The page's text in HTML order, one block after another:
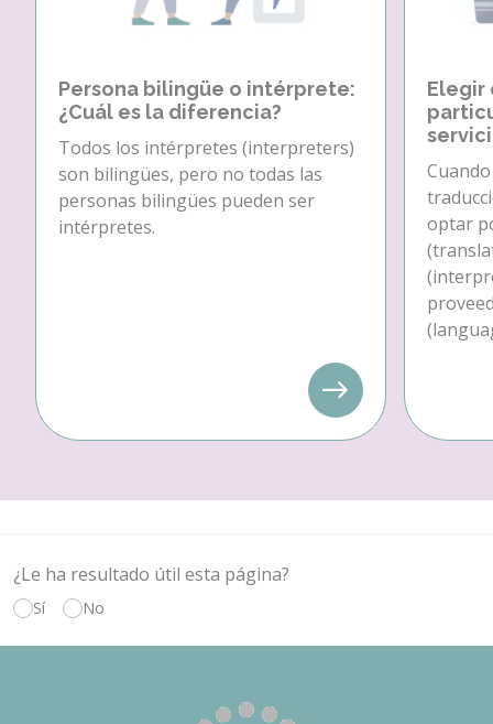
Persona bilingüe o intérprete:
¿Cuál es la diferencia?
Todos los intérpretes (interpreters)
son bilingües, pero no todas las
personas bilingües pueden ser
intérpretes.
Elegir
optar
¿Le ha resultado útil esta página?
Sí No